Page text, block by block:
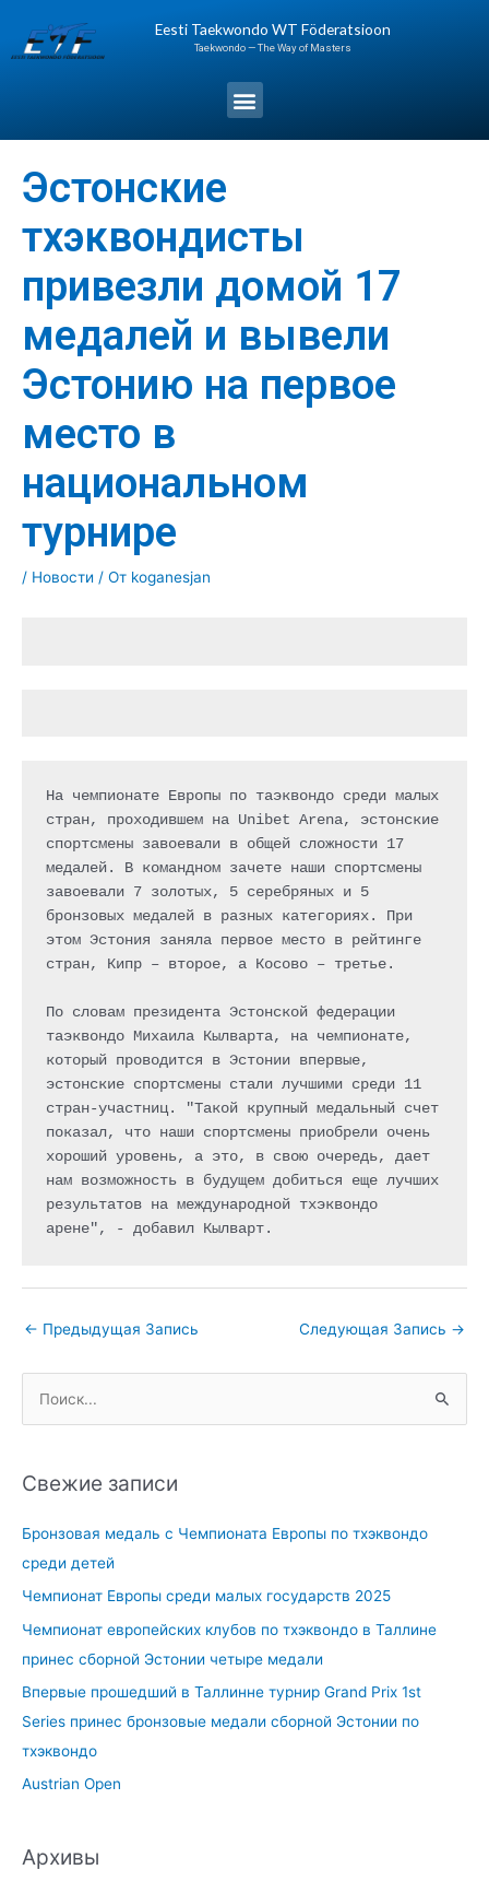
содержимому
Eesti Taekwondo WT Föderatsioon
Taekwondo — The Way of Masters
Меню
Эстонские
тхэквондисты
привезли домой 17
медалей и вывели
Эстонию на первое
место в
национальном
турнире
/ Новости / От koganesjan
На чемпионате Европы по таэквондо среди малых
стран, проходившем на Unibet Arena, эстонские
спортсмены завоевали в общей сложности 17
медалей. В командном зачете наши спортсмены
завоевали 7 золотых, 5 серебряных и 5
бронзовых медалей в разных категориях. При
этом Эстония заняла первое место в рейтинге
стран, Кипр – второе, а Косово – третье.
По словам президента Эстонской федерации
таэквондо Михаила Кылварта, на чемпионате,
который проводится в Эстонии впервые,
эстонские спортсмены стали лучшими среди 11
стран-участниц. "Такой крупный медальный счет
показал, что наши спортсмены приобрели очень
хороший уровень, а это, в свою очередь, дает
нам возможность в будущем добиться еще лучших
результатов на международной тхэквондо
арене", - добавил Кылварт.
по
записям
← Предыдущая Запись Следующая Запись →
с
Свежие записи
Бронзовая медаль с Чемпионата Европы по тхэквондо
среди детей
Чемпионат Европы среди малых государств 2025
Чемпионат европейских клубов по тхэквондо в Таллине
принес сборной Эстонии четыре медали
Впервые прошедший в Таллинне турнир Grand Prix 1st
Series принес бронзовые медали сборной Эстонии по
тхэквондо
Austrian Open
Архивы